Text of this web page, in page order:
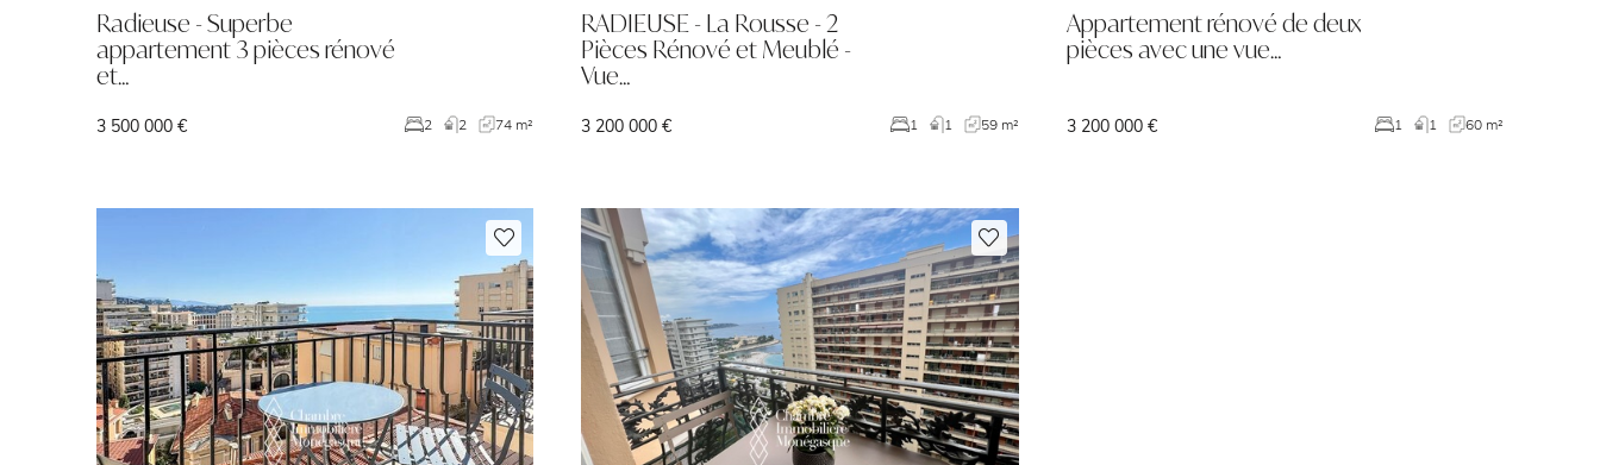
Radieuse - Superbe
appartement 3 pièces rénové
et…
3 500 000 € 2 2 74 m²
RADIEUSE - La Rousse - 2
Pièces Rénové et Meublé -
Vue…
3 200 000 € 1 1 59 m²
Appartement rénové de deux
pièces avec une vue…
3 200 000 € 1 1 60 m²